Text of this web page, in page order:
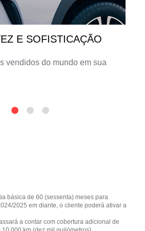
E SOFISTICAÇÃO
vendidos do mundo em sua
básica de 60 (sessenta) meses para
2025 em diante, o cliente poderá ativar a
a contar com cobertura adicional de